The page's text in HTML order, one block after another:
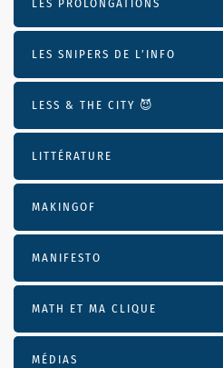
LES PROLONGATIONS
LES SNIPERS DE L’INFO
LESS & THE CITY 😈
LITTÉRATURE
MAKINGOF
MANIFESTO
MATH ET MA CLIQUE
MÉDIAS